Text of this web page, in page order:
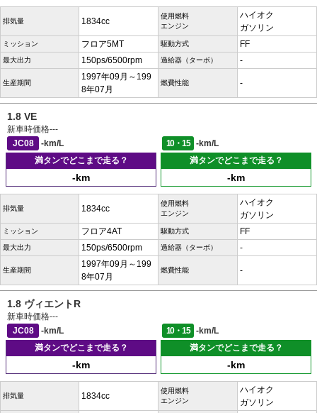
排気量 1834cc
使用燃料
エンジン
ハイオク
ガソリン
ミッション フロア5MT 駆動方式 FF
最大出力 150ps/6500rpm 過給器（ターボ） -
生産期間
1997年09月～199
8年07月
燃費性能 -
1.8 VE
新車時価格---
JC08
-km/L 10・15
-km/L
満タンでどこまで走る？
-km
満タンでどこまで走る？
-km
排気量 1834cc
使用燃料
エンジン
ハイオク
ガソリン
ミッション フロア4AT 駆動方式 FF
最大出力 150ps/6500rpm 過給器（ターボ） -
生産期間
1997年09月～199
8年07月
燃費性能 -
1.8 ヴィエントR
新車時価格---
JC08
-km/L 10・15
-km/L
満タンでどこまで走る？
-km
満タンでどこまで走る？
-km
排気量 1834cc
使用燃料
エンジン
ハイオク
ガソリン